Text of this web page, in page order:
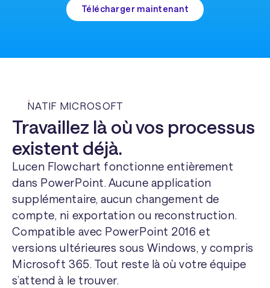
Télécharger maintenant
NATIF MICROSOFT
Travaillez là où vos processus
existent déjà.
Lucen Flowchart fonctionne entièrement
dans PowerPoint. Aucune application
supplémentaire, aucun changement de
compte, ni exportation ou reconstruction.
Compatible avec PowerPoint 2016 et
versions ultérieures sous Windows, y compris
Microsoft 365. Tout reste là où votre équipe
s’attend à le trouver.